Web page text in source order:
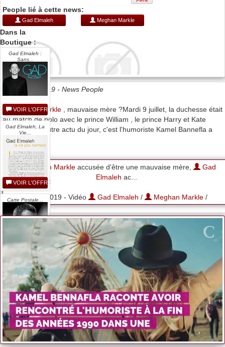
People lié à cette news:
Gad Elmaleh Meghan Markle
Date 11/07/2019 - News People
Meghan Markle , mauvaise mère ?Mardi 9 juillet, la duchesse était
au match de polo avec le prince William , le prince Harry et Kate
Middleton .L'autre actu du jour, c'est l'humoriste Kamel Bannefla a
accusé G
Meghan Markle accusée d'être une mauvaise mère,
Gad
Elmaleh ac...
11-07-2019 - Vidéo Gad Elmaleh / Meghan Markle /
Dans la
Boutique :
Gad Elmaleh :
Sans...
VOIR L'OFFRE
Gad Elmaleh, La
Vie...
VOIR L'OFFRE
Carte Postale...
VOIR L'OFFRE
Gad Elmaleh -...
VOIR L'OFFRE